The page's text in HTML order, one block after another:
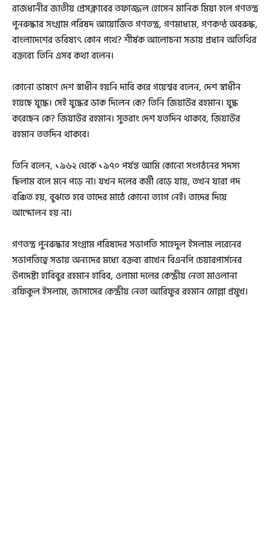
রাজধানীর জাতীয় প্রেসক্লাবের তফাজ্জল হোসেন মানিক মিয়া হলে গণতন্ত্র
পুনরুদ্ধার সংগ্রাম পরিষদ আয়োজিত গণতন্ত্র, গণমাধ্যম, গণকণ্ঠ অবরুদ্ধ,
বাংলাদেশের ভবিষ্যৎ কোন পথে? শীর্ষক আলোচনা সভায় প্রধান অতিথির
বক্তব্যে তিনি এসব কথা বলেন।
কোনো ভাষণে দেশ স্বাধীন হয়নি দাবি করে গয়েশ্বর বলেন, দেশ স্বাধীন
হয়েছে যুদ্ধে। সেই যুদ্ধের ডাক দিলেন কে? তিনি জিয়াউর রহমান। যুদ্ধ
করেছেন কে? জিয়াউর রহমান। সুতরাং দেশ যতদিন থাকবে, জিয়াউর
রহমান ততদিন থাকবে।
তিনি বলেন, ১৯৬২ থেকে ১৯৭০ পর্যন্ত আমি কোনো সংগঠনের সদস্য
ছিলাম বলে মনে পড়ে না। যখন দলের কর্মী বেড়ে যায়, তখন যারা পদ
বঞ্চিত হয়, বুঝতে হবে তাদের মাঠে কোনো ত্যাগ নেই। তাদের দিয়ে
আন্দোলন হয় না।
গণতন্ত্র পুনরুদ্ধার সংগ্রাম পরিষদের সভাপতি সাহেদুল ইসলাম লরেনের
সভাপতিত্বে সভায় অন্যদের মধ্যে বক্তব্য রাখেন বিএনপি চেয়ারপার্সনের
উপদেষ্টা হাবিবুর রহমান হাবিব, ওলামা দলের কেন্দ্রীয় নেতা মাওলানা
রফিকুল ইসলাম, জাসাসের কেন্দ্রীয় নেতা আরিফুর রহমান মোল্লা প্রমুখ।